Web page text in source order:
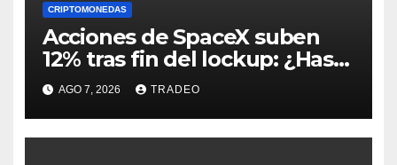
CRIPTOMONEDAS
Acciones de SpaceX suben
12% tras fin del lockup: ¿Hasta
dónde podrían llegar en
agosto?
AGO 7, 2026 TRADEO